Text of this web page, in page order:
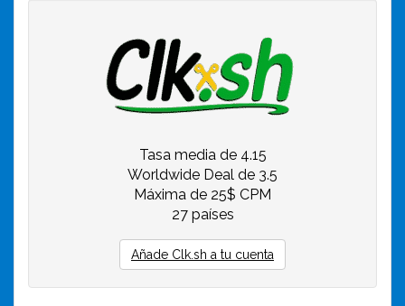
Tasa media de 4.15
Worldwide Deal de 3.5
Máxima de 25$ CPM
27 países
Añade Clk.sh a tu cuenta